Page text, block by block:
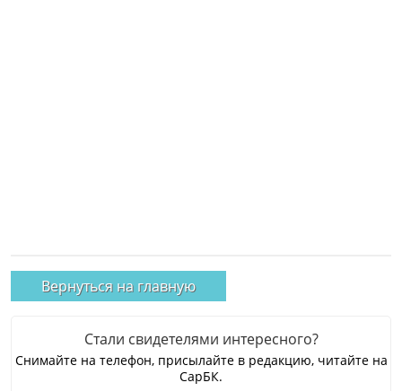
Вернуться на главную
Стали свидетелями интересного?
Снимайте на телефон, присылайте в редакцию, читайте на
СарБК.